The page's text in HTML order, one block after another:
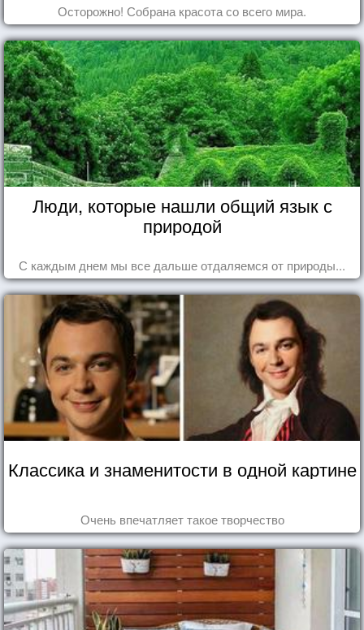
Осторожно! Собрана красота со всего мира.
Люди, которые нашли общий язык с
природой
С каждым днем мы все дальше отдаляемся от природы...
Классика и знаменитости в одной картине
Очень впечатляет такое творчество